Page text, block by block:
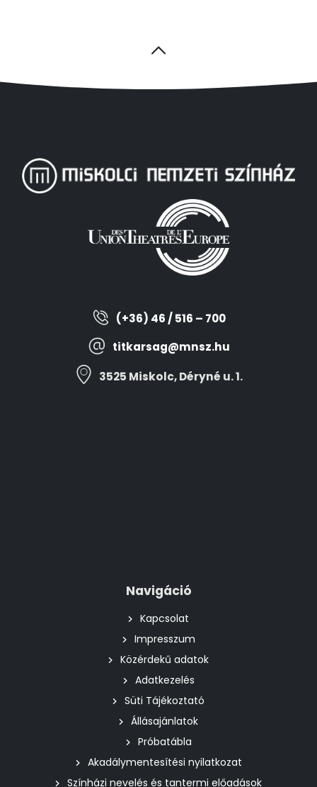
(+36) 46 / 516 – 700
titkarsag@mnsz.hu
3525 Miskolc, Déryné u. 1.
Navigáció
Kapcsolat
Impresszum
Közérdekű adatok
Adatkezelés
Süti Tájékoztató
Állásajánlatok
Próbatábla
Akadálymentesítési nyilatkozat
Színházi nevelés és tantermi előadások